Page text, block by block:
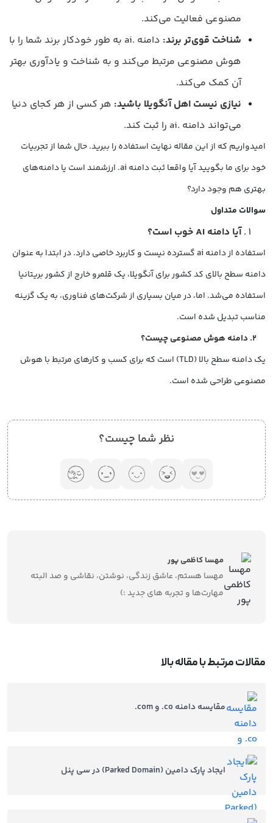
مصنوعی فعالیت می‌کند.
شناخت قوی‌تر برند:
دامنه .ai به طور خودکار برند شما را با
هوش مصنوعی مرتبط می‌کند و به شناخت و یادآوری بهتر
آن کمک می‌کند.
نیازی نیست اهل آنگویلا باشید: هر کسی از هر کجای دنیا
می‌تواند دامنه .ai را ثبت کند.
امیدواریم که از این مقاله نهایت استفاده را ببرید. حال شما از تجربیات
خود برای ما بگویید آیا واقعا ثبت دامنه ai. ارزشمند است یا دامنه‌های
بهتری هم وجود دارد؟
سوالات متداول
آیا دامنه AI خوب است؟
استفاده از دامنه ai گسترده نیست و کاربرد خاصی دارد. در ابتدا به عنوان
دامنه سطح بالای کد کشور برای آنگویلا، یک قلمرو خارج از کشور بریتانیا
استفاده می‌شد. اما، در میان بسیاری از شرکت‌های فناوری، به یک گزینه
مناسب تبدیل شده است.
یک دامنه سطح بالا (TLD) است که برای کسب و کارهای مرتبط با هوش
مصنوعی طراحی شده است.
نظر شما چیست؟
مهسا کاظمی پور
مهسا هستم، عاشق زندگی، نوشتن، نقاشی و صد البته
مهارت‌ها و تجربه های جدید :)
مقالات مرتبط با مقاله بالا
مقایسه دامنه co. و com.
ایجاد پارک دامین (Parked Domain) در سی پنل